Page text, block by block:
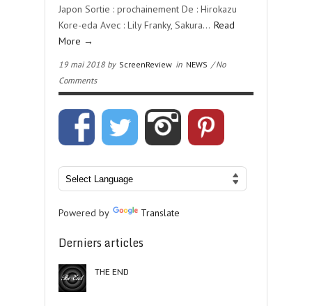
Japon Sortie : prochainement De : Hirokazu
Kore-eda Avec : Lily Franky, Sakura… Read
More →
19 mai 2018 by ScreenReview in NEWS / No
Comments
Powered by Translate
Derniers articles
THE END